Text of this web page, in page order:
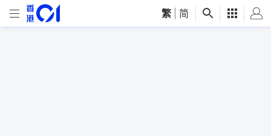
繁 简